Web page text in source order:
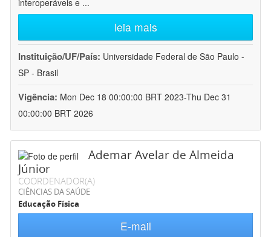
interoperáveis e ...
leia mais
Instituição/UF/País: Universidade Federal de São Paulo -
SP - Brasil
Vigência: Mon Dec 18 00:00:00 BRT 2023-Thu Dec 31
00:00:00 BRT 2026
Ademar Avelar de Almeida
Júnior
COORDENADOR(A)
CIÊNCIAS DA SAÚDE
Educação Física
E-mail